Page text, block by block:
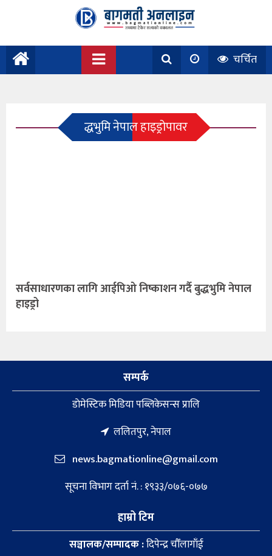
चर्चित
द्धभुमि नेपाल हाइड्रोपावर
सर्वसाधारणका लागि आईपिओ निष्काशन गर्दै बुद्धभुमि नेपाल
हाइड्रो
सम्पर्क
डाेमेस्टिक मिडिया पब्लिकेसन्स प्रालि
ललितपुर, नेपाल
news.bagmationline@gmail.com
सूचना विभाग दर्ता नं. : १९३३/०७६-०७७
हाम्रो टिम
सञ्चालक/सम्पादक :दिपेन्द्र चौँलागाँई